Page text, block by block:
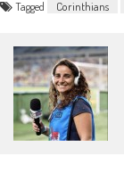
Tagged Corinthians